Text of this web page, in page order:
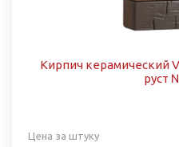
Кирпич керамический
руст
Цена за штуку